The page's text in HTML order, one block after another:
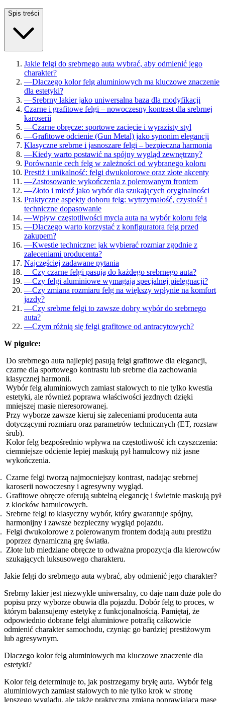
Spis treści
Jakie felgi do srebrnego auta wybrać, aby odmienić jego
charakter?
—Dlaczego kolor felg aluminiowych ma kluczowe znaczenie
dla estetyki?
—Srebrny lakier jako uniwersalna baza dla modyfikacji
Czarne i grafitowe felgi – nowoczesny kontrast dla srebrnej
karoserii
—Czarne obręcze: sportowe zacięcie i wyrazisty styl
—Grafitowe odcienie (Gun Metal) jako synonim elegancji
Klasyczne srebrne i jasnoszare felgi – bezpieczna harmonia
—Kiedy warto postawić na spójny wygląd zewnętrzny?
Porównanie cech felg w zależności od wybranego koloru
Prestiż i unikalność: felgi dwukolorowe oraz złote akcenty
—Zastosowanie wykończenia z polerowanym frontem
—Złoto i miedź jako wybór dla szukających oryginalności
Praktyczne aspekty doboru felg: wytrzymałość, czystość i
techniczne dopasowanie
—Wpływ częstotliwości mycia auta na wybór koloru felg
—Dlaczego warto korzystać z konfiguratora felg przed
zakupem?
—Kwestie techniczne: jak wybierać rozmiar zgodnie z
zaleceniami producenta?
Najczęściej zadawane pytania
—Czy czarne felgi pasują do każdego srebrnego auta?
—Czy felgi aluminiowe wymagają specjalnej pielęgnacji?
—Czy zmiana rozmiaru felg na większy wpłynie na komfort
jazdy?
—Czy srebrne felgi to zawsze dobry wybór do srebrnego
auta?
—Czym różnią się felgi grafitowe od antracytowych?
W pigułce:
Do srebrnego auta najlepiej pasują felgi grafitowe dla elegancji,
czarne dla sportowego kontrastu lub srebrne dla zachowania
klasycznej harmonii.
Wybór felg aluminiowych zamiast stalowych to nie tylko kwestia
estetyki, ale również poprawa właściwości jezdnych dzięki
mniejszej masie nieresorowanej.
Przy wyborze zawsze kieruj się zaleceniami producenta auta
dotyczącymi rozmiaru oraz parametrów technicznych (ET, rozstaw
śrub).
Kolor felg bezpośrednio wpływa na częstotliwość ich czyszczenia:
ciemniejsze odcienie lepiej maskują pył hamulcowy niż jasne
wykończenia.
Czarne felgi tworzą najmocniejszy kontrast, nadając srebrnej
karoserii nowoczesny i agresywny wygląd.
Grafitowe obręcze oferują subtelną elegancję i świetnie maskują pył
z klocków hamulcowych.
Srebrne felgi to klasyczny wybór, który gwarantuje spójny,
harmonijny i zawsze bezpieczny wygląd pojazdu.
Felgi dwukolorowe z polerowanym frontem dodają autu prestiżu
poprzez dynamiczną grę światła.
Złote lub miedziane obręcze to odważna propozycja dla kierowców
szukających luksusowego charakteru.
Jakie felgi do srebrnego auta wybrać, aby odmienić jego charakter?
Srebrny lakier jest niezwykle uniwersalny, co daje nam duże pole do
popisu przy wyborze obuwia dla pojazdu. Dobór felg to proces, w
którym balansujemy estetykę z funkcjonalnością. Pamiętaj, że
odpowiednio dobrane felgi aluminiowe potrafią całkowicie
odmienić charakter samochodu, czyniąc go bardziej prestiżowym
lub agresywnym.
Dlaczego kolor felg aluminiowych ma kluczowe znaczenie dla
estetyki?
Kolor felg determinuje to, jak postrzegamy bryłę auta. Wybór felg
aluminiowych zamiast stalowych to nie tylko krok w stronę
lepszego wyglądu, ale także praktyczna zmiana poprawiająca masę